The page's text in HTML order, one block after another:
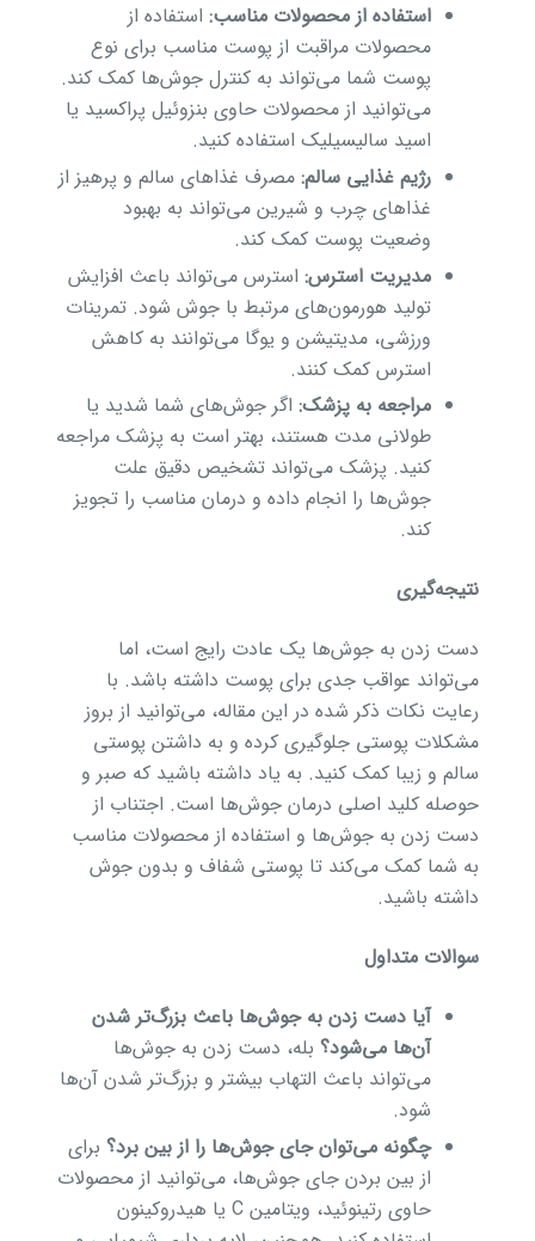
استفاده از محصولات مناسب:استفاده از
محصولات مراقبت از پوست مناسب برای نوع
پوست شما می‌تواند به کنترل جوش‌ها کمک کند.
می‌توانید از محصولات حاوی بنزوئیل پراکسید یا
اسید سالیسیلیک استفاده کنید.
رژیم غذایی سالم:مصرف غذاهای سالم و پرهیز از
غذاهای چرب و شیرین می‌تواند به بهبود
وضعیت پوست کمک کند.
مدیریت استرس:استرس می‌تواند باعث افزایش
تولید هورمون‌های مرتبط با جوش شود. تمرینات
ورزشی، مدیتیشن و یوگا می‌توانند به کاهش
استرس کمک کنند.
مراجعه به پزشک:اگر جوش‌های شما شدید یا
طولانی مدت هستند، بهتر است به پزشک مراجعه
کنید. پزشک می‌تواند تشخیص دقیق علت
جوش‌ها را انجام داده و درمان مناسب را تجویز
کند.
نتیجه‌گیری
دست زدن به جوش‌ها یک عادت رایج است، اما
می‌تواند عواقب جدی برای پوست داشته باشد. با
رعایت نکات ذکر شده در این مقاله، می‌توانید از بروز
مشکلات پوستی جلوگیری کرده و به داشتن پوستی
سالم و زیبا کمک کنید. به یاد داشته باشید که صبر و
حوصله کلید اصلی درمان جوش‌ها است. اجتناب از
دست زدن به جوش‌ها و استفاده از محصولات مناسب
به شما کمک می‌کند تا پوستی شفاف و بدون جوش
داشته باشید.
سوالات متداول
آیا دست زدن به جوش‌ها باعث بزرگ‌تر شدن
آن‌ها می‌شود؟بله، دست زدن به جوش‌ها
می‌تواند باعث التهاب بیشتر و بزرگ‌تر شدن آن‌ها
شود.
چگونه می‌توان جای جوش‌ها را از بین برد؟برای
از بین بردن جای جوش‌ها، می‌توانید از محصولات
حاوی رتینوئید، ویتامین C یا هیدروکینون